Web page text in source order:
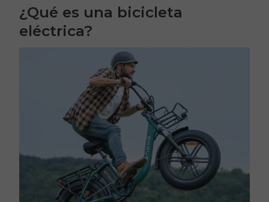
¿Qué es una bicicleta
eléctrica?